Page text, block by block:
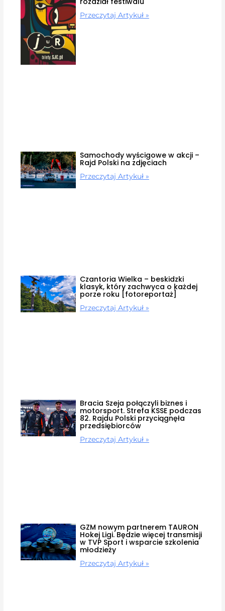
Przeczytaj Artykuł »
Samochody wyścigowe w akcji –
Rajd Polski na zdjęciach
Przeczytaj Artykuł »
Czantoria Wielka – beskidzki
klasyk, który zachwyca o każdej
porze roku [fotoreportaż]
Przeczytaj Artykuł »
Bracia Szeja połączyli biznes i
motorsport. Strefa KSSE podczas
82. Rajdu Polski przyciągnęła
przedsiębiorców
Przeczytaj Artykuł »
GZM nowym partnerem TAURON
Hokej Ligi. Będzie więcej transmisji
w TVP Sport i wsparcie szkolenia
młodzieży
Przeczytaj Artykuł »